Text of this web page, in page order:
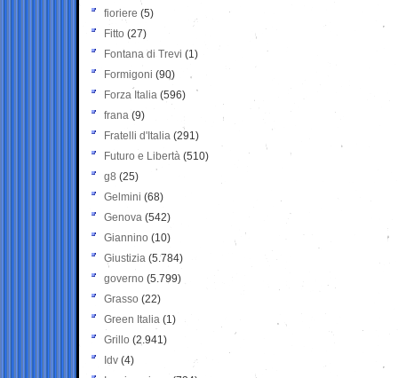
fioriere (5)
Fitto (27)
Fontana di Trevi (1)
Formigoni (90)
Forza Italia (596)
frana (9)
Fratelli d'Italia (291)
Futuro e Libertà (510)
g8 (25)
Gelmini (68)
Genova (542)
Giannino (10)
Giustizia (5.784)
governo (5.799)
Grasso (22)
Green Italia (1)
Grillo (2.941)
Idv (4)